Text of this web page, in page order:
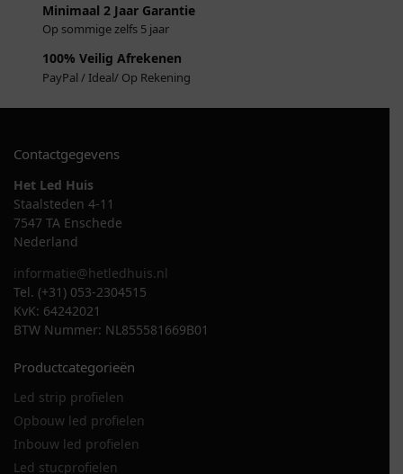
Minimaal 2 Jaar Garantie
Op sommige zelfs 5 jaar
100% Veilig Afrekenen
PayPal / Ideal/ Op Rekening
Contactgegevens
Het Led Huis
Staalsteden 4-11
7547 TA Enschede
Nederland
informatie@hetledhuis.nl
Tel. (+31) 053-2304515
KvK: 64242021
BTW Nummer: NL855581669B01
Productcategorieën
Led strip profielen
Opbouw led profielen
Inbouw led profielen
Led stucprofielen